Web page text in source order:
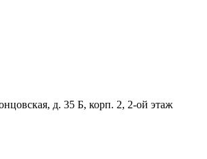
д. 35 Б, корп. 2, 2-ой этаж